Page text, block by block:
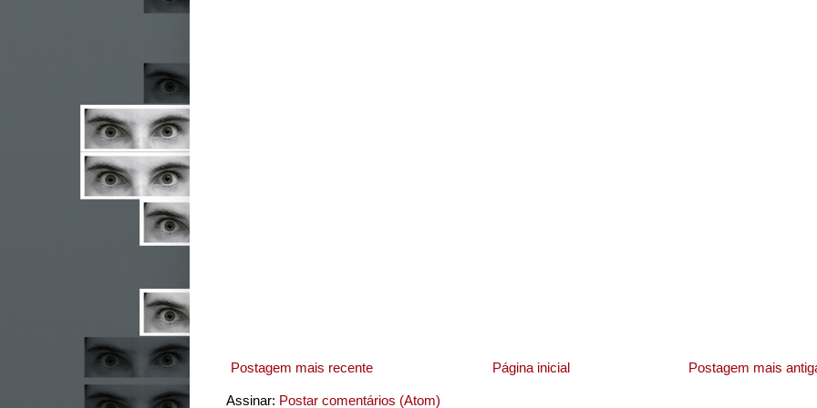
Postagem mais recente Postagem mais
Página inicial
Assinar: Postar comentários (Atom)